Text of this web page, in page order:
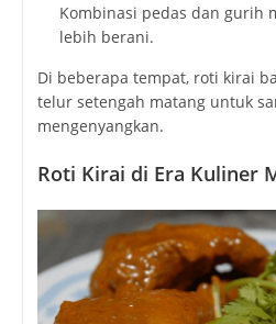
Kombinasi pedas dan gurih
lebih berani.
Di beberapa tempat, roti kirai
telur setengah matang untuk
mengenyangkan.
Roti Kirai di Era Kuliner